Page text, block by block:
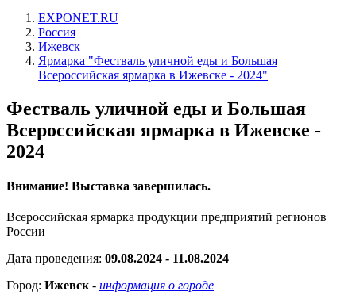
EXPONET.RU
Россия
Ижевск
Ярмарка "Фестваль уличной еды и Большая
Всероссийская ярмарка в Ижевске - 2024"
Фестваль уличной еды и Большая
Всероссийская ярмарка в Ижевске -
2024
Внимание! Выставка завершилась.
Всероссийская ярмарка продукции предприятий регионов
России
Дата проведения: 09.08.2024 - 11.08.2024
Город: Ижевск - информация о городе